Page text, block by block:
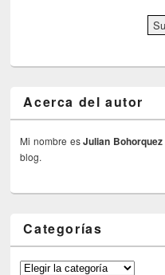
Acerca del autor
Mi nombre esJulian Bohorquez
blog.
Categorías
Categorías